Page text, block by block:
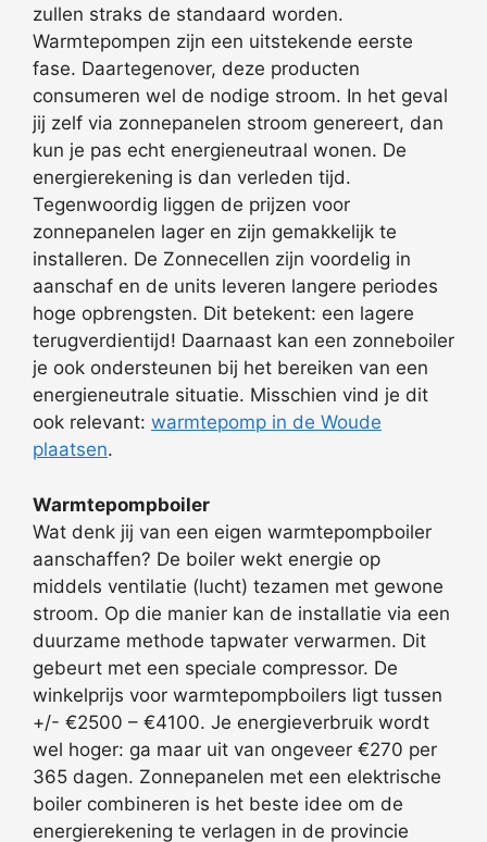
zullen straks de standaard worden.
Warmtepompen zijn een uitstekende eerste
fase. Daartegenover, deze producten
consumeren wel de nodige stroom. In het geval
jij zelf via zonnepanelen stroom genereert, dan
kun je pas echt energieneutraal wonen. De
energierekening is dan verleden tijd.
Tegenwoordig liggen de prijzen voor
zonnepanelen lager en zijn gemakkelijk te
installeren. De Zonnecellen zijn voordelig in
aanschaf en de units leveren langere periodes
hoge opbrengsten. Dit betekent: een lagere
terugverdientijd! Daarnaast kan een zonneboiler
je ook ondersteunen bij het bereiken van een
energieneutrale situatie. Misschien vind je dit
ook relevant: warmtepomp in de Woude
plaatsen.
Warmtepompboiler
Wat denk jij van een eigen warmtepompboiler
aanschaffen? De boiler wekt energie op
middels ventilatie (lucht) tezamen met gewone
stroom. Op die manier kan de installatie via een
duurzame methode tapwater verwarmen. Dit
gebeurt met een speciale compressor. De
winkelprijs voor warmtepompboilers ligt tussen
+/- €2500 – €4100. Je energieverbruik wordt
wel hoger: ga maar uit van ongeveer €270 per
365 dagen. Zonnepanelen met een elektrische
boiler combineren is het beste idee om de
energierekening te verlagen in de provincie